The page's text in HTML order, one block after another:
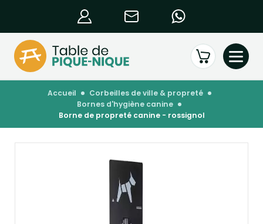
accueil
corbeilles de ville & propreté
bornes d'hygiène canine
borne de propreté canine - rossignol